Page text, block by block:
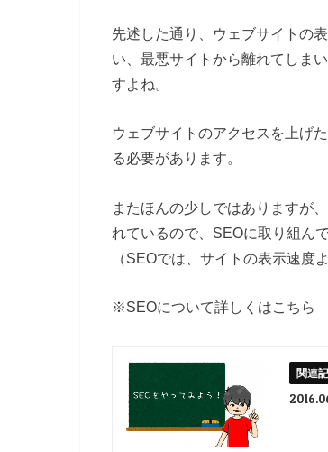
先述した通り、ウェブサイトの
い、最悪サイトから離れてしま
すよね。
ウェブサイトのアクセスを上げ
る必要があります。
またほんの少しではありますが
れているので、SEOに取り組ん
（SEOでは、サイトの表示速度
※SEOについて詳しくはこちら